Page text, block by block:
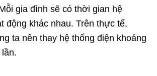
gia đình sẽ có thời gian hệ
động khác nhau. Trên thực tế,
ta nên thay hệ thống điện khoảng